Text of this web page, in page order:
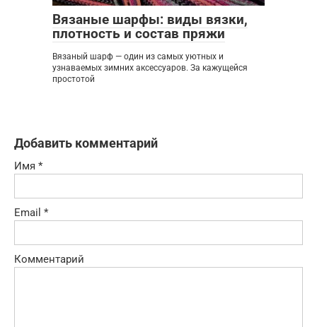
Вязаные шарфы: виды вязки,
плотность и состав пряжи
Вязаный шарф — один из самых уютных и
узнаваемых зимних аксессуаров. За кажущейся
простотой
Добавить комментарий
Имя *
Email *
Комментарий